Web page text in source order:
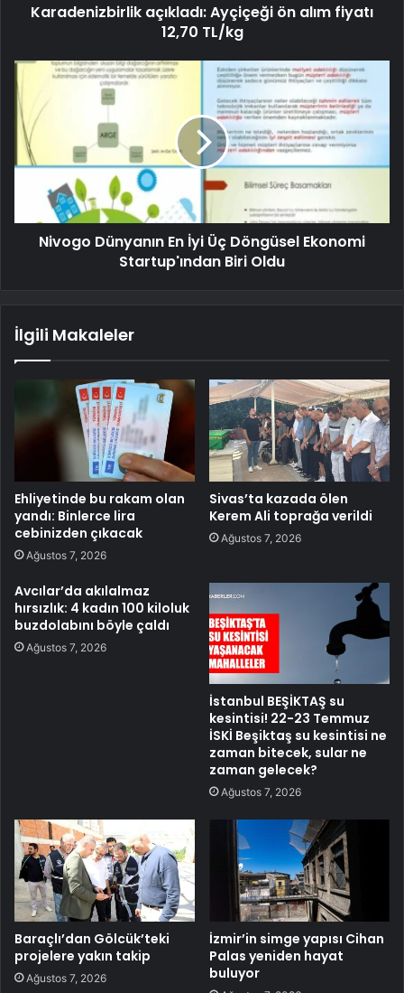
Karadenizbirlik açıkladı: Ayçiçeği ön alım fiyatı
12,70 TL/kg
Nivogo Dünyanın En İyi Üç Döngüsel Ekonomi
Startup'ından Biri Oldu
İlgili Makaleler
Ehliyetinde bu rakam olan
yandı: Binlerce lira
cebinizden çıkacak
Ağustos 7, 2026
Sivas’ta kazada ölen
Kerem Ali toprağa verildi
Ağustos 7, 2026
Avcılar’da akılalmaz
hırsızlık: 4 kadın 100 kiloluk
buzdolabını böyle çaldı
Ağustos 7, 2026
İstanbul BEŞİKTAŞ su
kesintisi! 22-23 Temmuz
İSKİ Beşiktaş su kesintisi ne
zaman bitecek, sular ne
zaman gelecek?
Ağustos 7, 2026
Baraçlı’dan Gölcük’teki
projelere yakın takip
Ağustos 7, 2026
İzmir’in simge yapısı Cihan
Palas yeniden hayat
buluyor